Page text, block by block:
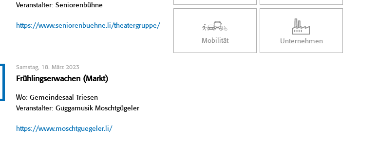
Veranstalter: Seniorenbühne
https://www.seniorenbuehne.li/theatergruppe/
Samstag, 18. März 2023
Frühlingserwachen (Markt)
Wo: Gemeindesaal Triesen
Veranstalter: Guggamusik Moschtgügeler
https://www.moschtguegeler.li/
Mobilität Unternehmen